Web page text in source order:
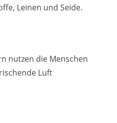
Leinen und Seide.
nutzen die Menschen
Luft